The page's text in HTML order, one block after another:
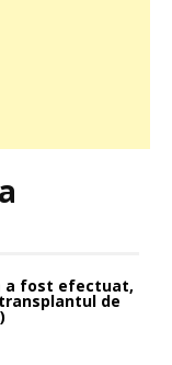
a fost efectuat,
de